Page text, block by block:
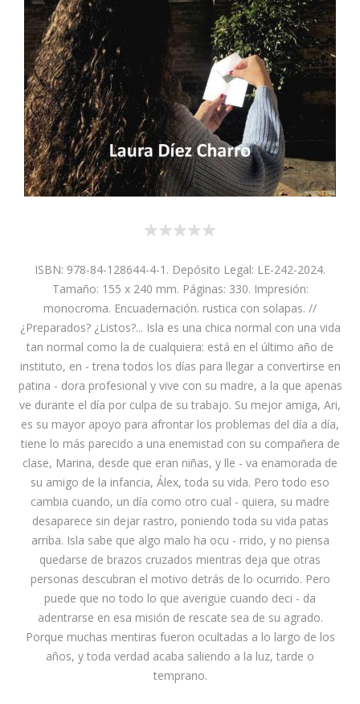
ISBN: 978-84-128644-4-1. Depósito Legal: LE-242-2024.
Tamaño: 155 x 240 mm. Páginas: 330. Impresión:
monocroma. Encuadernación. rustica con solapas. //
¿Preparados? ¿Listos?... Isla es una chica normal con una vida
tan normal como la de cualquiera: está en el último año de
instituto, en - trena todos los días para llegar a convertirse en
patina - dora profesional y vive con su madre, a la que apenas
ve durante el día por culpa de su trabajo. Su mejor amiga, Ari,
es su mayor apoyo para afrontar los problemas del día a día,
tiene lo más parecido a una enemistad con su compañera de
clase, Marina, desde que eran niñas, y lle - va enamorada de
su amigo de la infancia, Álex, toda su vida. Pero todo eso
cambia cuando, un día como otro cual - quiera, su madre
desaparece sin dejar rastro, poniendo toda su vida patas
arriba. Isla sabe que algo malo ha ocu - rrido, y no piensa
quedarse de brazos cruzados mientras deja que otras
personas descubran el motivo detrás de lo ocurrido. Pero
puede que no todo lo que averigüe cuando deci - da
adentrarse en esa misión de rescate sea de su agrado.
Porque muchas mentiras fueron ocultadas a lo largo de los
años, y toda verdad acaba saliendo a la luz, tarde o
temprano.